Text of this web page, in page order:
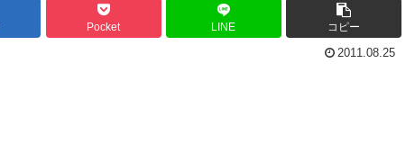
Pocket LINE コピー
2011.08.25